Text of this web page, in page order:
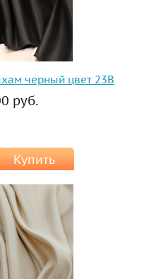
черный цвет 23B
руб.
Купить